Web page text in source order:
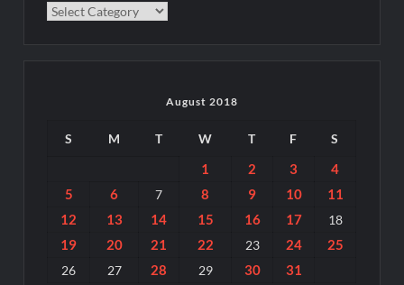
Categories
August 2018
S M T W T F S
1 2 3
4
5
6 7 8 9 10
11
12
13 14 15 16 17 18
19 20 21 22 23 24 25
26 27 28 29 30 31